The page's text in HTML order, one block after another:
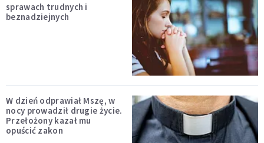
sprawach trudnych i
beznadziejnych
W dzień odprawiał Mszę, w
nocy prowadził drugie życie.
Przełożony kazał mu
opuścić zakon